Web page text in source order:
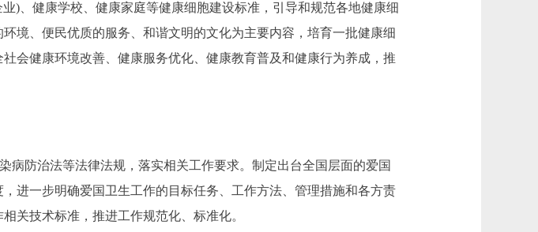
健康学校、健康家庭等健康细胞建设标准，引导和规范各地健康细
境、便民优质的服务、和谐文明的文化为主要内容，培育一批健康细
会健康环境改善、健康服务优化、健康教育普及和健康行为养成，推
防治法等法律法规，落实相关工作要求。制定出台全国层面的爱国
进一步明确爱国卫生工作的目标任务、工作方法、管理措施和各方责
关技术标准，推进工作规范化、标准化。